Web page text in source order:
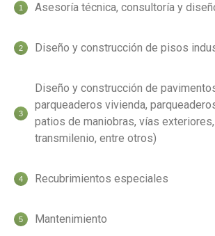
Asesoría técnica, consultoría y
Diseño y construcción de pisos
Diseño y construcción de
parqueaderos vivienda,
patios de maniobras, vías
transmilenio, entre otros)
Recubrimientos especiales
Mantenimiento